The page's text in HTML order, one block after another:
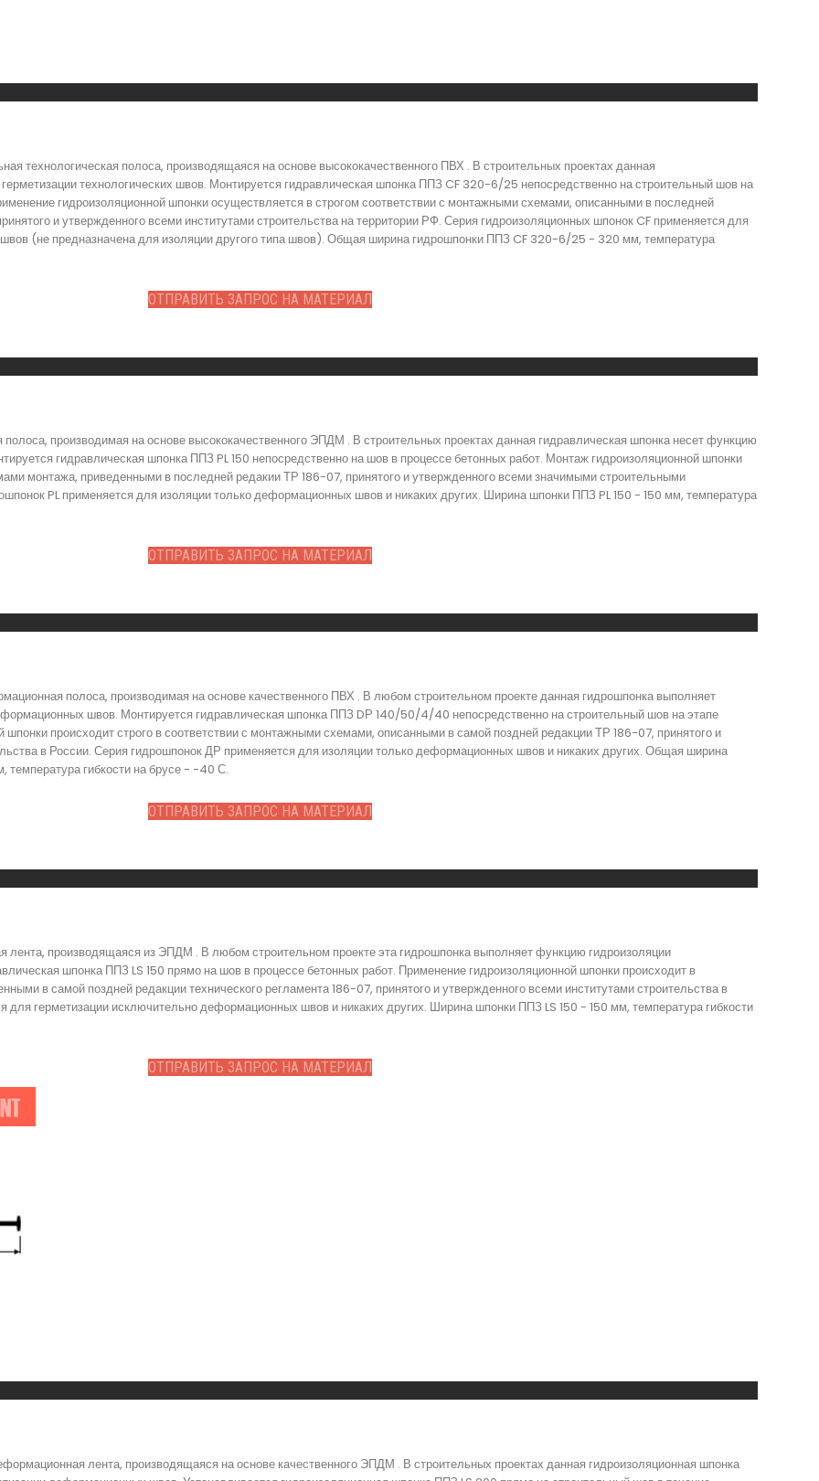
технологическая полоса, производящаяся на основе высококачественного ПВХ . В строительных проектах данная
технологических швов. Монтируется гидравлическая шпонка ППЗ CF 320-6/25 непосредственно на строительный шов на
гидроизоляционной шпонки осуществляется в строгом соответствии с монтажными схемами, описанными в последней
и утвержденного всеми институтами строительства на территории РФ. Серия гидроизоляционных шпонок CF применяется для
швов (не предназначена для изоляции другого типа швов). Общая ширина гидрошпонки ППЗ CF 320-6/25 - 320 мм, температура
ОТПРАВИТЬ ЗАПРОС НА МАТЕРИАЛ
производимая на основе высококачественного ЭПДМ . В строительных проектах данная гидравлическая шпонка несет функцию
гидравлическая шпонка ППЗ PL 150 непосредственно на шов в процессе бетонных работ. Монтаж гидроизоляционной шпонки
монтажа, приведенными в последней редакии ТР 186-07, принятого и утвержденного всеми значимыми строительными
PL применяется для изоляции только деформационных швов и никаких других. Ширина шпонки ППЗ PL 150 - 150 мм, температура
ОТПРАВИТЬ ЗАПРОС НА МАТЕРИАЛ
полоса, производимая на основе качественного ПВХ . В любом строительном проекте данная гидрошпонка выполняет
швов. Монтируется гидравлическая шпонка ППЗ DР 140/50/4/40 непосредственно на строительный шов на этапе
шпонки происходит строго в соответствии с монтажными схемами, описанными в самой поздней редакции ТР 186-07, принятого и
в России. Серия гидрошпонок ДР применяется для изоляции только деформационных швов и никаких других. Общая ширина
гибкости на брусе - -40 С.
ОТПРАВИТЬ ЗАПРОС НА МАТЕРИАЛ
лента, производящаяся из ЭПДМ . В любом строительном проекте эта гидрошпонка выполняет функцию гидроизоляции
шпонка ППЗ LS 150 прямо на шов в процессе бетонных работ. Применение гидроизоляционной шпонки происходит в
в самой поздней редакции технического регламента 186-07, принятого и утвержденного всеми институтами строительства в
для герметизации исключительно деформационных швов и никаких других. Ширина шпонки ППЗ LS 150 - 150 мм, температура гибкости
ОТПРАВИТЬ ЗАПРОС НА МАТЕРИАЛ
лента, производящаяся на основе качественного ЭПДМ . В строительных проектах данная гидроизоляционная шпонка